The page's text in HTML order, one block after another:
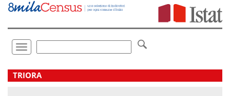
Vai
direttamente
Toggle
navigation
.
TRIORA